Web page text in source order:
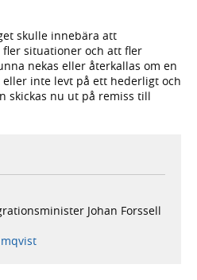
skulle innebära att
situationer och att fler
nekas eller återkallas om en
inte levt på ett hederligt och
skickas nu ut på remiss till
Johan Forssell